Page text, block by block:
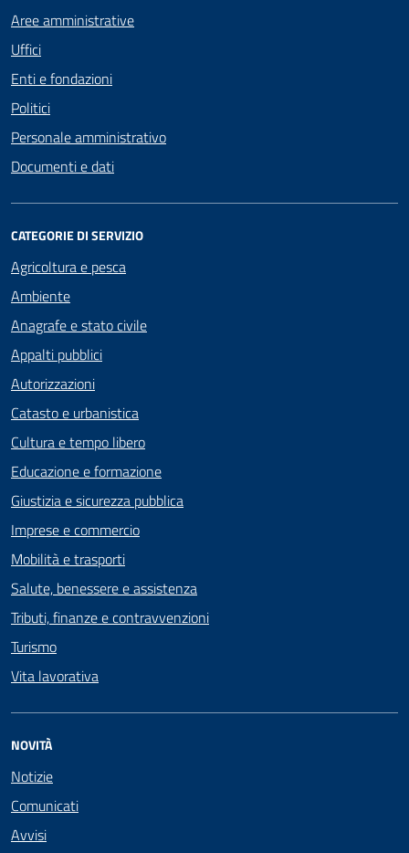
Aree amministrative
Uffici
Enti e fondazioni
Politici
Personale amministrativo
Documenti e dati
CATEGORIE DI SERVIZIO
Agricoltura e pesca
Ambiente
Anagrafe e stato civile
Appalti pubblici
Autorizzazioni
Catasto e urbanistica
Cultura e tempo libero
Educazione e formazione
Giustizia e sicurezza pubblica
Imprese e commercio
Mobilità e trasporti
Salute, benessere e assistenza
Tributi, finanze e contravvenzioni
Turismo
Vita lavorativa
NOVITÀ
Notizie
Comunicati
Avvisi